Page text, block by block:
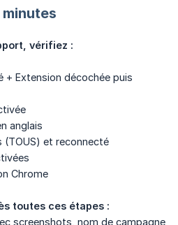
vérifiez :
+ Extension décochée puis
anglais
(TOUS) et reconnecté
Chrome
toutes ces étapes :
screenshots, nom de campagne